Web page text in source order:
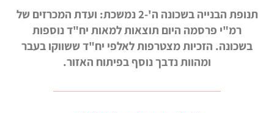
​תנופת הבנייה בשכונה ה'-2 נמשכת: ועדת המכרזים של
רמ"י פרסמה היום תוצאות למאות יח"ד נוספות
בשכונה. הזכיות מצטרפות לאלפי יח"ד ששווקו בעבר
ומהוות נדבך נוסף בפיתוח האזור.